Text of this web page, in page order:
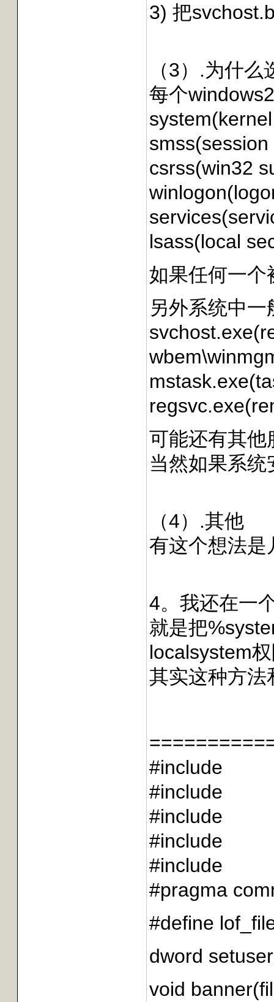
3) 把
（3）.为什
每个
csrss(win32
lsass(local
如果任何一
另外系统中
可能还有其他
当然如果系
（4）.其他
有这个想法是
4。我还在一
就是把
localsystem
其实这种方
#include
#include
#include
#include
#include
#pragma
#define
dword
void